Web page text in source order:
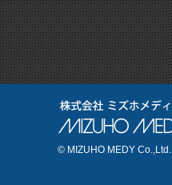
© MIZUHO MEDY Co.,Ltd.